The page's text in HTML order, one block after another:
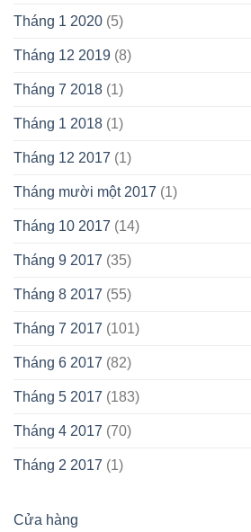
Tháng 1 2020 (5)
Tháng 12 2019 (8)
Tháng 7 2018 (1)
Tháng 1 2018 (1)
Tháng 12 2017 (1)
Tháng mười một 2017 (1)
Tháng 10 2017 (14)
Tháng 9 2017 (35)
Tháng 8 2017 (55)
Tháng 7 2017 (101)
Tháng 6 2017 (82)
Tháng 5 2017 (183)
Tháng 4 2017 (70)
Tháng 2 2017 (1)
Cửa hàng